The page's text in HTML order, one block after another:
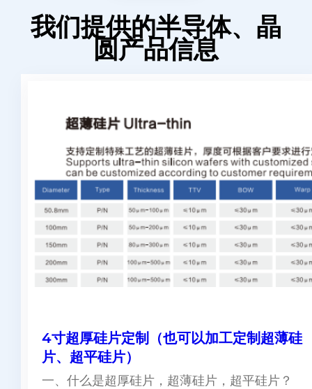
我们提供的半导体、晶
圆产品信息
4寸超厚硅片定制（也可以加工定制超薄硅
片、超平硅片）
一、什么是超厚硅片，超薄硅片，超平硅片？